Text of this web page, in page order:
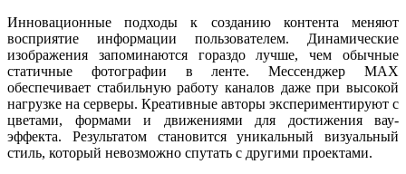
Инновационные подходы к созданию контента меняют
восприятие информации пользователем. Динамические
изображения запоминаются гораздо лучше, чем обычные
статичные фотографии в ленте. Мессенджер MAX
обеспечивает стабильную работу каналов даже при высокой
нагрузке на серверы. Креативные авторы экспериментируют с
цветами, формами и движениями для достижения вау-
эффекта. Результатом становится уникальный визуальный
стиль, который невозможно спутать с другими проектами.